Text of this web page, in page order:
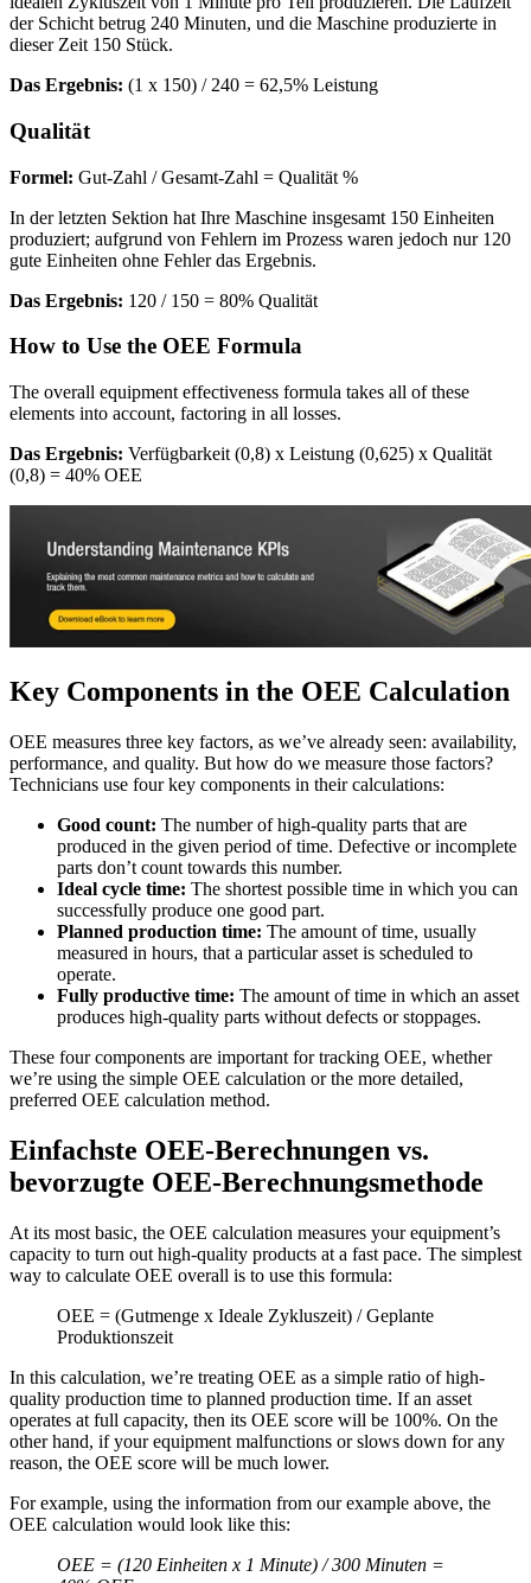
eMaint AI
STEIGERN SIE DEN ANLAGENWERT
Anlagenverwaltung
Hierarchien, Historie, Gesamtbetriebskosten
Öl & Gas
Upstream, Midstream, Downstream
Automobilindustrie
Montage, Tier-1-Zulieferung, Umstieg auf Elektrofahrzeuge
der Schicht betrug 240 Minuten, und die Maschine produzierte in
dieser Zeit 150 Stück.
Das Ergebnis: (1 x 150) / 240 = 62,5% Leistung
Qualität
Formel: Gut-Zahl / Gesamt-Zahl = Qualität %
In der letzten Sektion hat Ihre Maschine insgesamt 150 Einheiten
produziert; aufgrund von Fehlern im Prozess waren jedoch nur 120
gute Einheiten ohne Fehler das Ergebnis.
Das Ergebnis: 120 / 150 = 80% Qualität
How to Use the OEE Formula
The overall equipment effectiveness formula takes all of these
elements into account, factoring in all losses.
Das Ergebnis: Verfügbarkeit (0,8) x Leistung (0,625) x Qualität
(0,8) = 40% OEE
Key Components in the OEE Calculation
OEE measures three key factors, as we’ve already seen: availability,
performance, and quality. But how do we measure those factors?
Technicians use four key components in their calculations:
Good count: The number of high-quality parts that are
produced in the given period of time. Defective or incomplete
parts don’t count towards this number.
Ideal cycle time: The shortest possible time in which you can
successfully produce one good part.
Planned production time: The amount of time, usually
measured in hours, that a particular asset is scheduled to
operate.
Fully productive time: The amount of time in which an asset
produces high-quality parts without defects or stoppages.
These four components are important for tracking OEE, whether
we’re using the simple OEE calculation or the more detailed,
preferred OEE calculation method.
Einfachste OEE-Berechnungen vs.
bevorzugte OEE-Berechnungsmethode
At its most basic, the OEE calculation measures your equipment’s
capacity to turn out high-quality products at a fast pace. The simplest
way to calculate OEE overall is to use this formula:
OEE = (Gutmenge x Ideale Zykluszeit) / Geplante
Produktionszeit
In this calculation, we’re treating OEE as a simple ratio of high-
quality production time to planned production time. If an asset
operates at full capacity, then its OEE score will be 100%. On the
other hand, if your equipment malfunctions or slows down for any
reason, the OEE score will be much lower.
For example, using the information from our example above, the
OEE calculation would look like this:
OEE = (120 Einheiten x 1 Minute) / 300 Minuten =